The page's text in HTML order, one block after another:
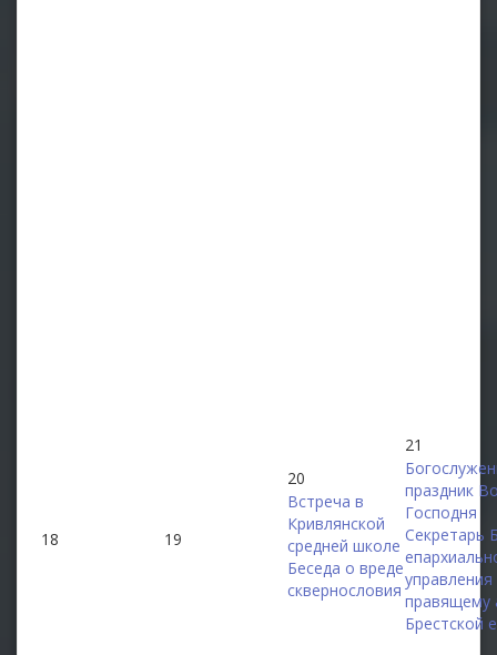
18 19
20
Встреча в
Кривлянской
средней школе
Беседа о вреде
сквернословия
21
праздник
Господня
Секретарь
правящему
Брестской